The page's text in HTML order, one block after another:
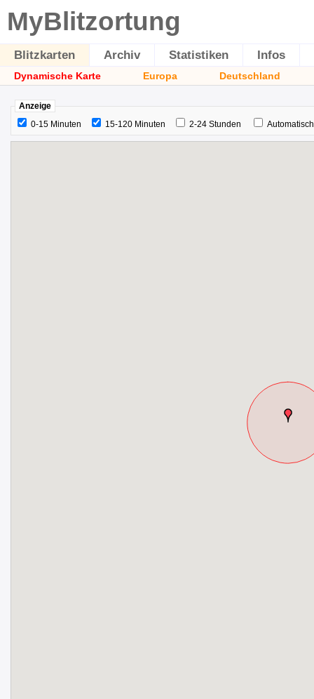
MyBlitzortung
Blitzkarten Archiv Statistiken Infos
Dynamische Karte Europa Deutschland
Anzeige
0-15 Minuten
15-120 Minuten 2-24 Stunden